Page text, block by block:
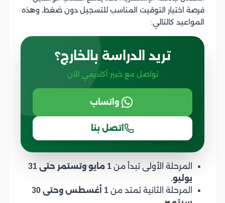
فرصة اختيار التوقيت المناسب للتسجيل دون ضغط، وهذه
المواعيد كالتالي:
تريد الدراسة بالخارج؟
تواصل مع خبير أكاديمي الآن
واتساب
اتصل بنا
المرحلة الأولى تبدأ من
1 مايو وتستمر حتى 31
يوليو.
المرحلة الثانية تمتد من
1 أغسطس وحتى 30